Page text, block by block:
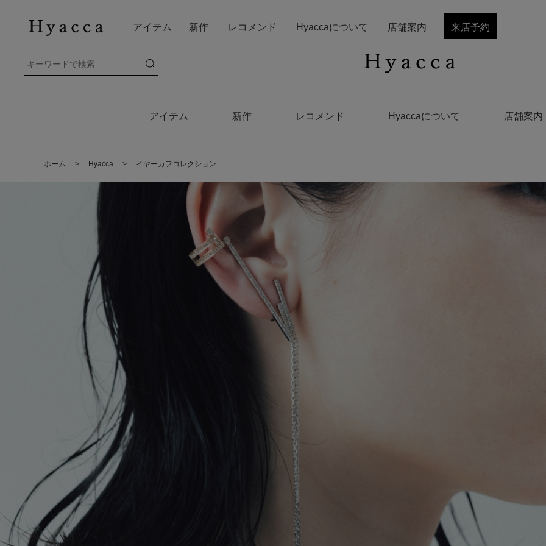
アイテム 新作 レコメンド Hyaccaについて 店舗案内
アイテム 新作 レコメンド Hyaccaについて 店舗案内 来店予約
ホーム > Hyacca > イヤーカフコレクション